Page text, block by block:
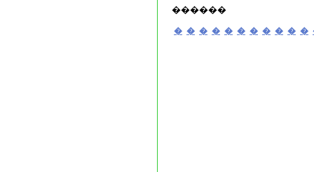
������
� � � � � � � � � � �